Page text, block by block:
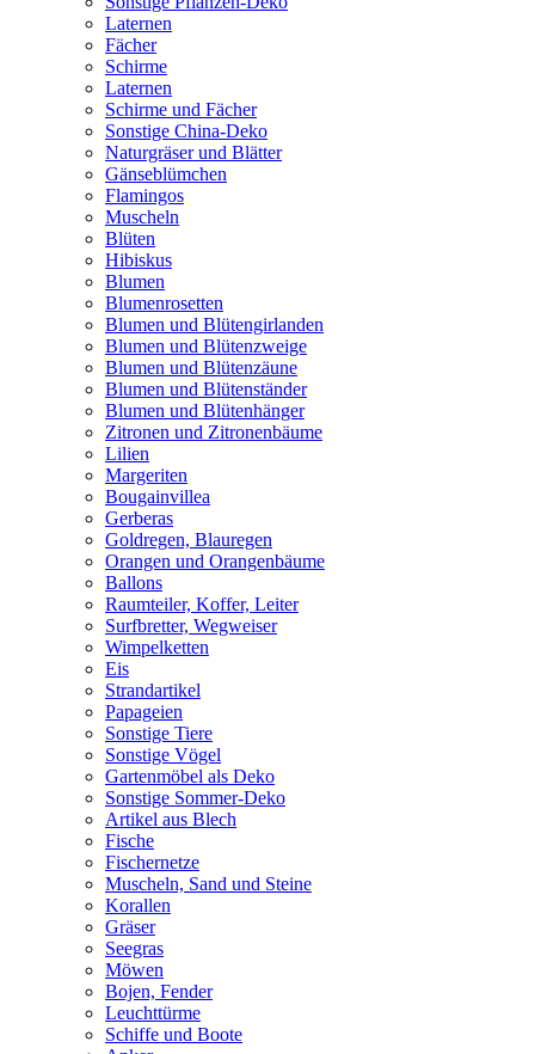
Laternen
Fächer
Schirme
Laternen
Schirme und Fächer
Sonstige China-Deko
Naturgräser und Blätter
Gänseblümchen
Flamingos
Muscheln
Blüten
Hibiskus
Blumen
Blumenrosetten
Blumen und Blütengirlanden
Blumen und Blütenzweige
Blumen und Blütenzäune
Blumen und Blütenständer
Blumen und Blütenhänger
Zitronen und Zitronenbäume
Lilien
Margeriten
Bougainvillea
Gerberas
Goldregen, Blauregen
Orangen und Orangenbäume
Ballons
Raumteiler, Koffer, Leiter
Surfbretter, Wegweiser
Wimpelketten
Eis
Strandartikel
Papageien
Sonstige Tiere
Sonstige Vögel
Gartenmöbel als Deko
Sonstige Sommer-Deko
Artikel aus Blech
Fische
Fischernetze
Muscheln, Sand und Steine
Korallen
Gräser
Seegras
Möwen
Bojen, Fender
Leuchttürme
Schiffe und Boote